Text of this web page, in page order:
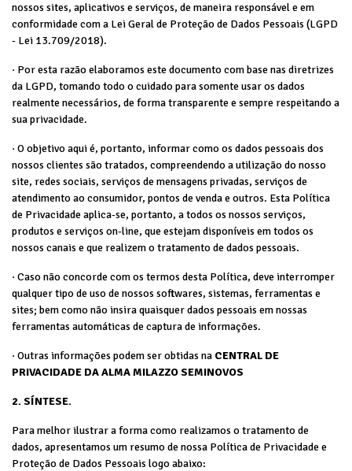
nossos sites, aplicativos e serviços, de maneira responsável e em
conformidade com a Lei Geral de Proteção de Dados Pessoais (LGPD
- Lei 13.709/2018).
· Por esta razão elaboramos este documento com base nas diretrizes
da LGPD, tomando todo o cuidado para somente usar os dados
realmente necessários, de forma transparente e sempre respeitando a
sua privacidade.
· O objetivo aqui é, portanto, informar como os dados pessoais dos
nossos clientes são tratados, compreendendo a utilização do nosso
site, redes sociais, serviços de mensagens privadas, serviços de
atendimento ao consumidor, pontos de venda e outros. Esta Política
de Privacidade aplica-se, portanto, a todos os nossos serviços,
produtos e serviços on-line, que estejam disponíveis em todos os
nossos canais e que realizem o tratamento de dados pessoais.
· Caso não concorde com os termos desta Política, deve interromper
qualquer tipo de uso de nossos softwares, sistemas, ferramentas e
sites; bem como não insira quaisquer dados pessoais em nossas
ferramentas automáticas de captura de informações.
· Outras informações podem ser obtidas na CENTRAL DE
PRIVACIDADE DA ALMA MILAZZO SEMINOVOS
2. SÍNTESE.
Para melhor ilustrar a forma como realizamos o tratamento de
dados, apresentamos um resumo de nossa Política de Privacidade e
Proteção de Dados Pessoais logo abaixo: